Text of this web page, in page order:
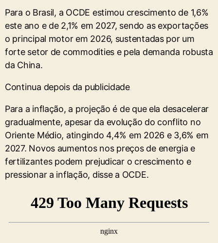
Para o ⁠Brasil, a OCDE estimou crescimento de 1,6%
este ano e de 2,1% em 2027, sendo as exportações
o principal motor em 2026, sustentadas por um
forte setor de commodities e pela demanda robusta
da China.
Continua depois da publicidade
Para a inflação, a projeção é de que ela desacelerar
gradualmente, apesar da evolução do conflito no
Oriente Médio, atingindo 4,4% em 2026 e 3,6% em
2027. Novos aumentos nos preços de energia e
fertilizantes podem prejudicar o crescimento e
pressionar a inflação, disse a ​OCDE.